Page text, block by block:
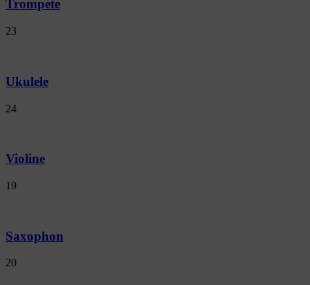
Trompete
23
Ukulele
24
Violine
19
Saxophon
20